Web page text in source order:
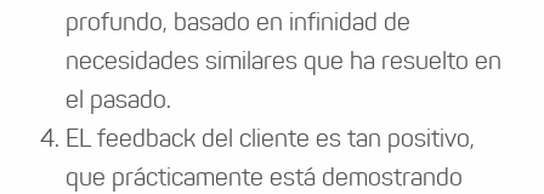
profundo, basado en infinidad de
necesidades similares que ha resuelto en
el pasado.
EL feedback del cliente es tan positivo,
que prácticamente está demostrando